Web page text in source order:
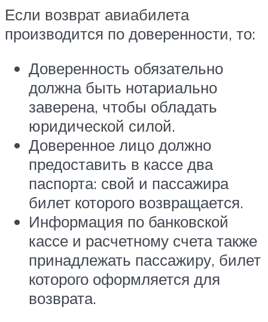
Если возврат авиабилета
производится по доверенности, то:
Доверенность обязательно
должна быть нотариально
заверена, чтобы обладать
юридической силой.
Доверенное лицо должно
предоставить в кассе два
паспорта: свой и пассажира
билет которого возвращается.
Информация по банковской
кассе и расчетному счета также
принадлежать пассажиру, билет
которого оформляется для
возврата.